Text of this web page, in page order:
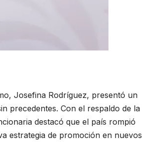
Josefina Rodríguez, presentó un
precedentes. Con el respaldo de la
destacó que el país rompió
estrategia de promoción en nuevos